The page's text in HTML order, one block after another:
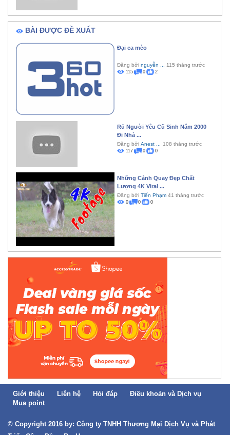
BÀI ĐƯỢC ĐỀ XUẤT
Đại ca mèo
Đăng bởi nguyễn ... 115 tháng trước
115 0 2
Rủ Người Yêu Cũ Sinh Năm 2000
Đi Nhà ...
Đăng bởi Anest ... 108 tháng trước
117 0 0
Những Cảnh Quay Đẹp Chất
Lượng 4K Viral ...
Đăng bởi Tiến Phạm 41 tháng trước
0 0 0
Giới thiệu Liên hệ Hỏi đáp
Điều khoản và Dịch vụ
Mua point
© Copyright 2016 by: Công ty TNHH Thương Mại Dịch Vụ và Phát